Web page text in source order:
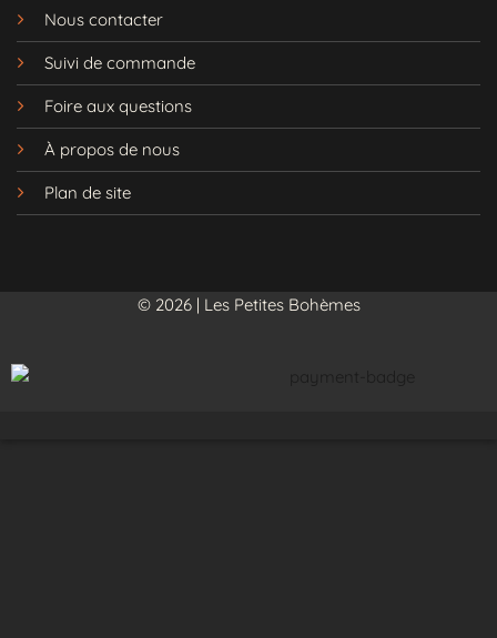
à toutes vos envies. Révélez votre
bohèmeet laissez votre style s'exprimer
librement avec cette pièce unique.
Nous contacter
Suivi de commande
Foire aux questions
À propos de nous
Plan de site
© 2026 | Les Petites Bohèmes